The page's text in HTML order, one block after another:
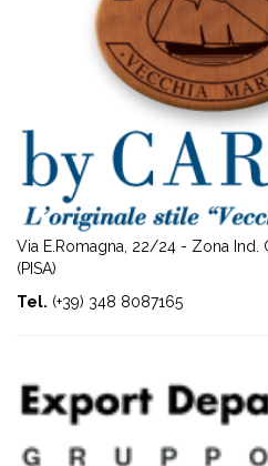
Via E.Romagna, 22/24 - Zona Ind.
(PISA)
Tel. (+39) 348 8087165